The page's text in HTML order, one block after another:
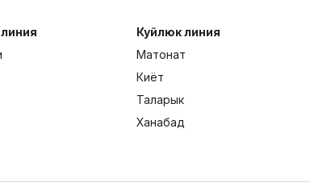
Куйлюк линия
Матонат
Киёт
Таларык
Ханабад